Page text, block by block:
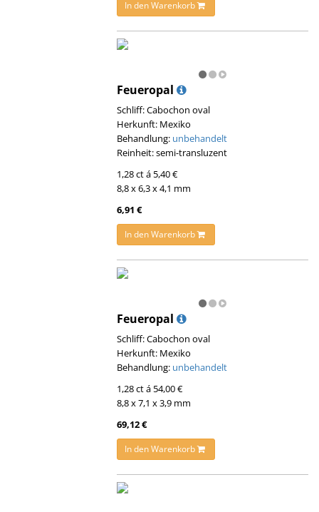
In den Warenkorb
Feueropal
Schliff: Cabochon oval
Herkunft: Mexiko
Behandlung: unbehandelt
Reinheit: semi-transluzent
1,28 ct á 5,40 €
8,8 x 6,3 x 4,1 mm
6,91 €
In den Warenkorb
Feueropal
Schliff: Cabochon oval
Herkunft: Mexiko
Behandlung: unbehandelt
1,28 ct á 54,00 €
8,8 x 7,1 x 3,9 mm
69,12 €
In den Warenkorb